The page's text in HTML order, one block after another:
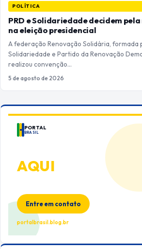
POLÍTICA
PRD e Solidariedade decidem
na eleição presidencial
A federação Renovação Solidária, formada
Solidariedade e Partido da Renovação
realizou convenção…
5 de agosto de 2026
PORTAL
BRASIL
AQUI
Entre em contato
portalbrasil.blog.br